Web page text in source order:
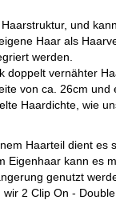
und kann
Haar als
werden.
doppelt vernähter
von ca. 26cm und
Haardichte, wie
Haarteil dient es
Eigenhaar kann es mit
genutzt werden.
2 Clip On - Double